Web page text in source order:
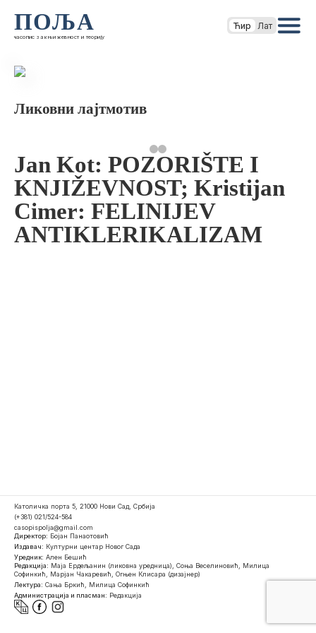
ПОЉА
часопис за књижевност и теорију
Ћир Лат
Ликовни лајтмотив
Jan Kot: POZORIŠTE I
KNJIŽEVNOST; Kristijan
Cimer: FELINIJEV
ANTIKLERIKALIZAM
Католичка порта 5, 21000 Нови Сад, Србија
(+381) 021/524-584
casopispolja@gmail.com
Директор: Бојан Панаотовић
Издавач: Културни центар Новог Сада
Уредник: Ален Бешић
Редакција: Маја Ердељанин (ликовна уредница), Соња Веселиновић, Милица
Софинкић, Марјан Чакаревић, Огњен Клисара (дизајнер)
Лектура: Сања Бркић, Милица Софинкић
Администрација и пласман: Редакција